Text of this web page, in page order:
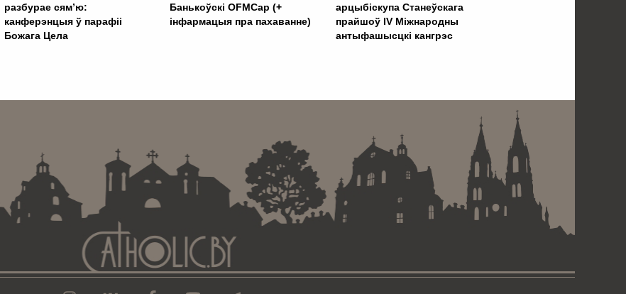
разбурае сям’ю:
канферэнцыя ў парафіі
Божага Цела
Банькоўскі OFMCap (+
інфармацыя пра пахаванне)
арцыбіскупа Станеўскага
прайшоў IV Міжнародны
антыфашысцкі кангрэс